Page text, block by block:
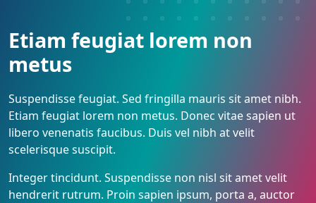
Etiam feugiat lorem non
metus
Suspendisse feugiat. Sed fringilla mauris sit amet nibh.
Etiam feugiat lorem non metus. Donec vitae sapien ut
libero venenatis faucibus. Duis vel nibh at velit
scelerisque suscipit.
Integer tincidunt. Suspendisse non nisl sit amet velit
hendrerit rutrum. Proin sapien ipsum, porta a, auctor